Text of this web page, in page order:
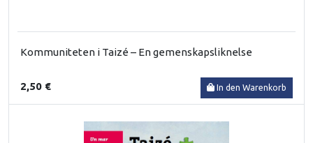
Kommuniteten i Taizé – En gemenskapsliknelse
2,50 € In den Warenkorb